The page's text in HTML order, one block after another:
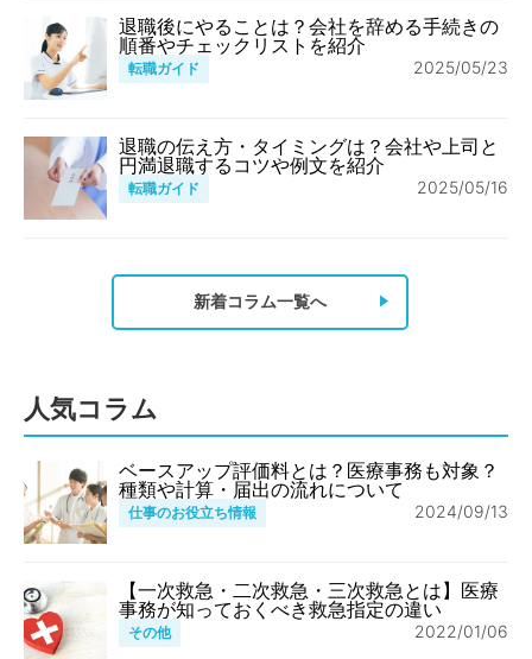
退職後にやることは？会社を辞める手続きの
順番やチェックリストを紹介
転職ガイド 2025/05/23
退職の伝え方・タイミングは？会社や上司と
円満退職するコツや例文を紹介
転職ガイド 2025/05/16
新着コラム一覧へ
人気コラム
ベースアップ評価料とは？医療事務も対象？
種類や計算・届出の流れについて
仕事のお役立ち情報 2024/09/13
【一次救急・二次救急・三次救急とは】医療
事務が知っておくべき救急指定の違い
その他 2022/01/06